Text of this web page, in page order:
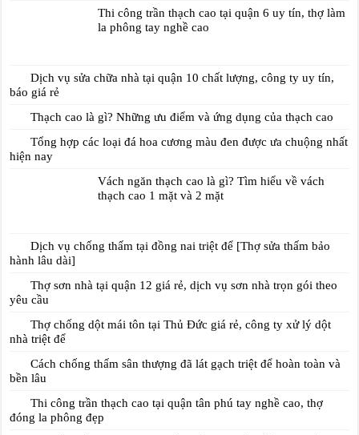
Thi công trần thạch cao tại quận 6 uy tín, thợ làm
la phông tay nghề cao
Dịch vụ sửa chữa nhà tại quận 10 chất lượng, công ty uy tín,
báo giá rẻ
Thạch cao là gì? Những ưu điểm và ứng dụng của thạch cao
Tổng hợp các loại đá hoa cương màu đen được ưa chuộng nhất
hiện nay
Vách ngăn thạch cao là gì? Tìm hiểu về vách
thạch cao 1 mặt và 2 mặt
Dịch vụ chống thấm tại đồng nai triệt để [Thợ sửa thấm bảo
hành lâu dài]
Thợ sơn nhà tại quận 12 giá rẻ, dịch vụ sơn nhà trọn gói theo
yêu cầu
Thợ chống dột mái tôn tại Thủ Đức giá rẻ, công ty xử lý dột
nhà triệt để
Cách chống thấm sân thượng đã lát gạch triệt để hoàn toàn và
bền lâu
Thi công trần thạch cao tại quận tân phú tay nghề cao, thợ
đóng la phông đẹp